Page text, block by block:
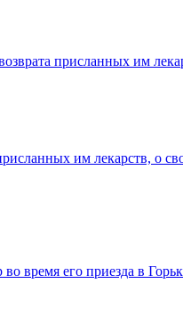
присланных им
им лекарств, о
время его приезда в